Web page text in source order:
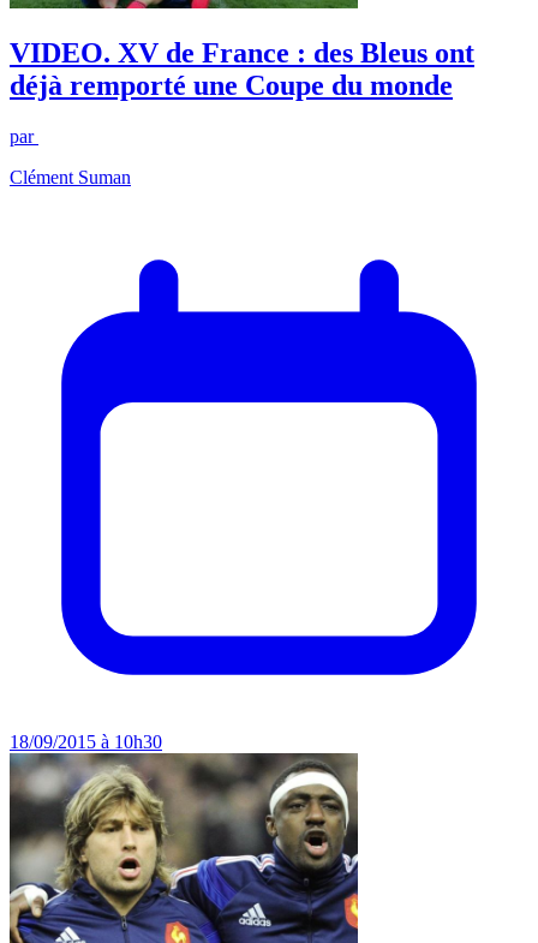
VIDEO. XV de France : des Bleus ont
déjà remporté une Coupe du monde
par
Clément Suman
18/09/2015 à 10h30